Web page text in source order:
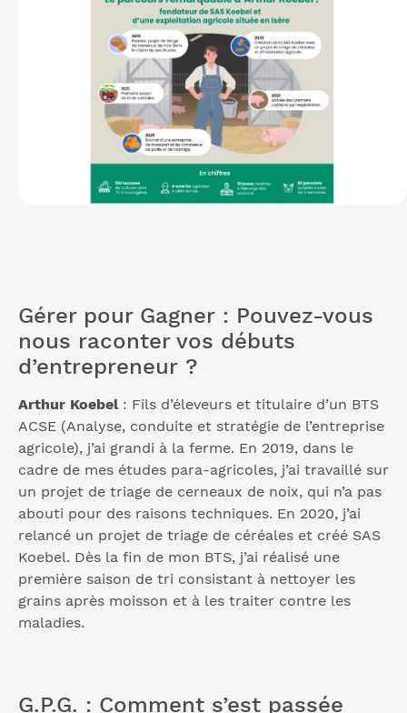
Gérer pour Gagner : Pouvez-vous
nous raconter vos débuts
d’entrepreneur ?
Arthur Koebel: Fils d’éleveurs et titulaire d’un BTS
ACSE (Analyse, conduite et stratégie de l’entreprise
agricole), j’ai grandi à la ferme. En 2019, dans le
cadre de mes études para-agricoles, j’ai travaillé sur
un projet de triage de cerneaux de noix, qui n’a pas
abouti pour des raisons techniques. En 2020, j’ai
relancé un projet de triage de céréales et créé SAS
Koebel. Dès la fin de mon BTS, j’ai réalisé une
première saison de tri consistant à nettoyer les
grains après moisson et à les traiter contre les
maladies.
G.P.G. : Comment s’est passée